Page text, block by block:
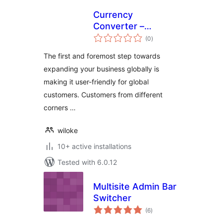
Currency
Converter –
MyShopKit
(0total
ratings
)
The first and foremost step towards
expanding your business globally is
making it user-friendly for global
customers. Customers from different
corners …
wiloke
10+ active installations
Tested with 6.0.12
Multisite Admin Bar
Switcher
(6total
ratings
)